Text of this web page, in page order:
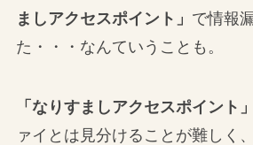
ましアクセスポイント」 で情報
た・・・なんていうことも。
「なりすましアクセスポイント」
ァイとは見分けることが難しく